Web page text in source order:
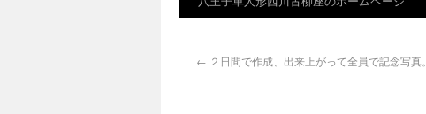
← ２日間で作成、出来上がって全員で記念写真。